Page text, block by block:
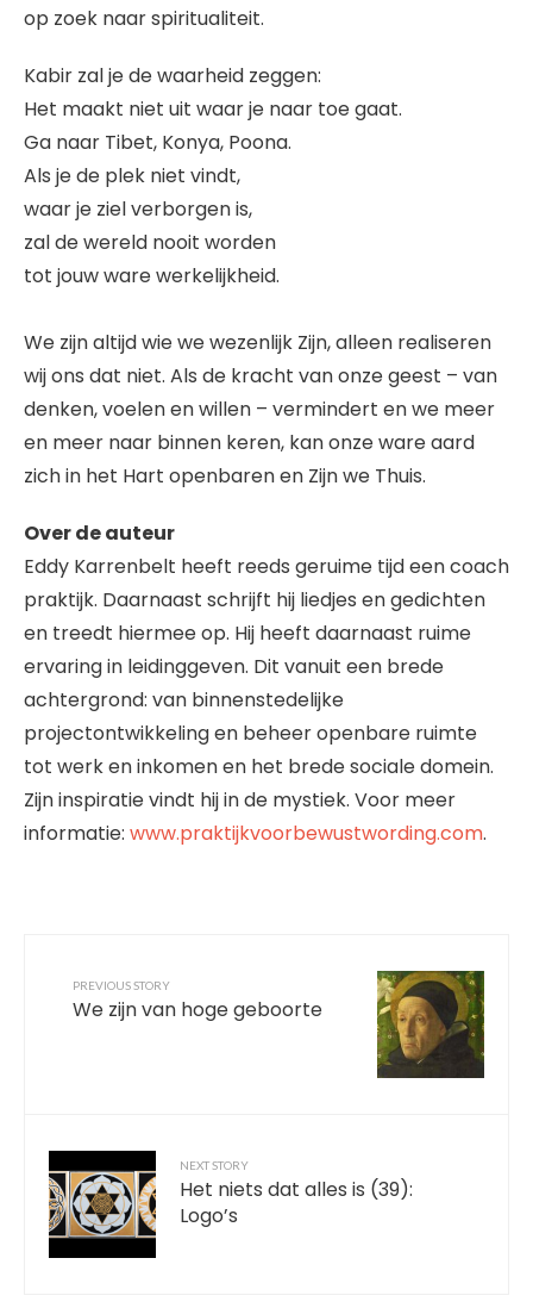
op zoek naar spiritualiteit.
Kabir zal je de waarheid zeggen:
Het maakt niet uit waar je naar toe gaat.
Ga naar Tibet, Konya, Poona.
Als je de plek niet vindt,
waar je ziel verborgen is,
zal de wereld nooit worden
tot jouw ware werkelijkheid.
We zijn altijd wie we wezenlijk Zijn, alleen realiseren
wij ons dat niet. Als de kracht van onze geest – van
denken, voelen en willen – vermindert en we meer
en meer naar binnen keren, kan onze ware aard
zich in het Hart openbaren en Zijn we Thuis.
Over de auteur
Eddy Karrenbelt heeft reeds geruime tijd een coach
praktijk. Daarnaast schrijft hij liedjes en gedichten
en treedt hiermee op. Hij heeft daarnaast ruime
ervaring in leidinggeven. Dit vanuit een brede
achtergrond: van binnenstedelijke
projectontwikkeling en beheer openbare ruimte
tot werk en inkomen en het brede sociale domein.
Zijn inspiratie vindt hij in de mystiek. Voor meer
informatie: www.praktijkvoorbewustwording.com.
PREVIOUS STORY
We zijn van hoge geboorte
NEXT STORY
Het niets dat alles is (39):
Logo’s